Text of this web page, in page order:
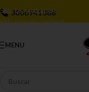
Skip to navigation
Skip to main content
3006941388
MENU